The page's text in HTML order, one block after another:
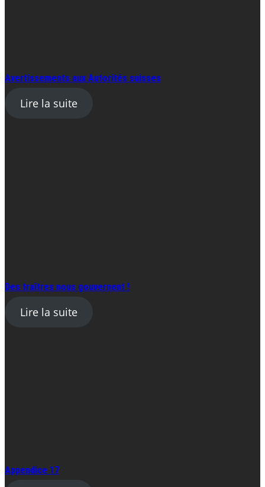
Avertissements aux Autorités suisses
Lire la suite
Des traîtres nous gouvernent !
Lire la suite
Appendice 17